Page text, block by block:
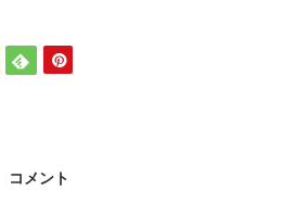
コメント